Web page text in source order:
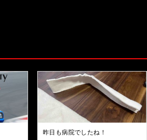
昨日も病院でしたね！